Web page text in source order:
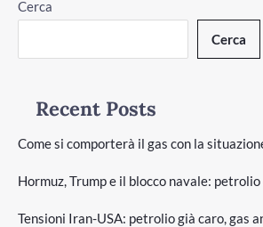
Cerca
Cerca
Recent Posts
Come si comporterà il gas con la
Hormuz, Trump e il blocco navale:
Tensioni Iran-USA: petrolio già caro, gas